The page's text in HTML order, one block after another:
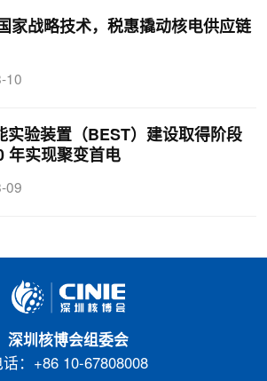
家战略技术，税惠撬动核电供应链
10
实验装置（BEST）建设取得阶段
年实现聚变首电
09
深圳核博会组委会
话：+86 10-67808008